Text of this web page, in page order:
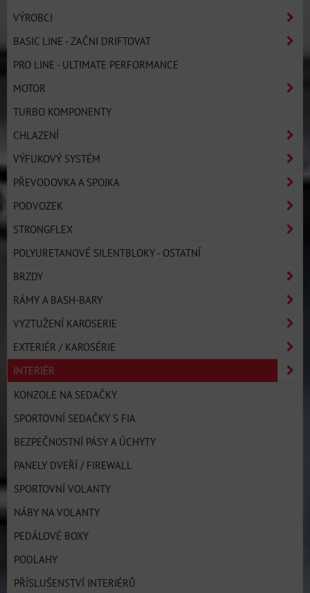
VÝROBCI
BASIC LINE - ZAČNI DRIFTOVAT
PRO LINE - ULTIMATE PERFORMANCE
MOTOR
TURBO KOMPONENTY
CHLAZENÍ
VÝFUKOVÝ SYSTÉM
PŘEVODOVKA A SPOJKA
PODVOZEK
STRONGFLEX
POLYURETANOVÉ SILENTBLOKY - OSTATNÍ
BRZDY
RÁMY A BASH-BARY
VYZTUŽENÍ KAROSERIE
EXTERIÉR / KAROSÉRIE
INTERIÉR
KONZOLE NA SEDAČKY
SPORTOVNÍ SEDAČKY S FIA
BEZPEČNOSTNÍ PÁSY A ÚCHYTY
PANELY DVEŘÍ / FIREWALL
SPORTOVNÍ VOLANTY
NÁBY NA VOLANTY
PEDÁLOVÉ BOXY
PODLAHY
PŘÍSLUŠENSTVÍ INTERIÉRŮ